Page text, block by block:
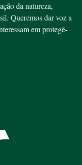
da natureza,
Queremos dar voz a
em protegê-